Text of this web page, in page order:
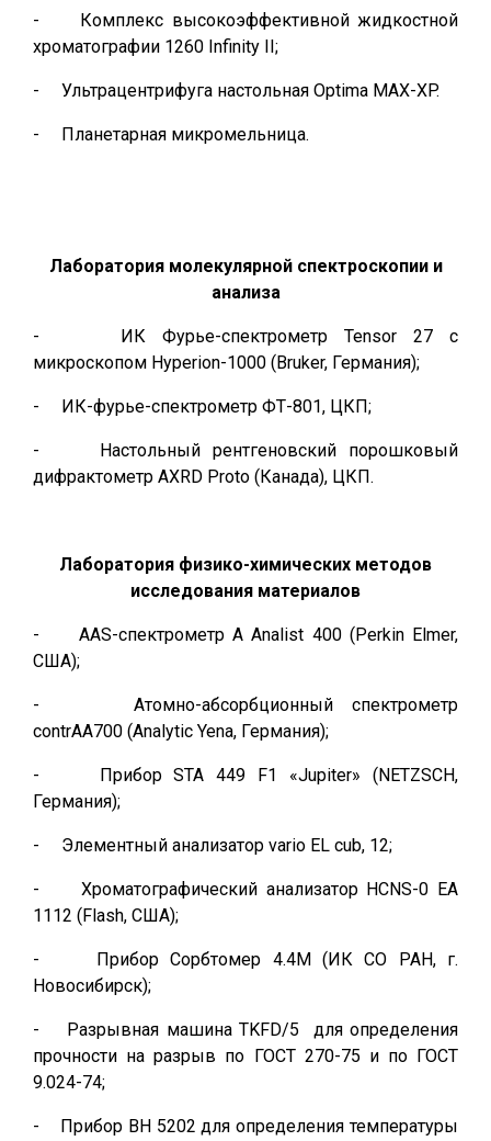
- Комплекс высокоэффективной жидкостной
хроматографии 1260 Infinity II;
- Ультрацентрифуга настольная Optima MAX-XP.
- Планетарная микромельница.
Лаборатория молекулярной спектроскопии и
анализа
- ИК Фурье-спектрометр Tensor 27 с
микроскопом Hyperion-1000 (Bruker, Германия);
- ИК-фурье-спектрометр ФТ-801, ЦКП;
- Настольный рентгеновский порошковый
дифрактометр AXRD Proto (Канада), ЦКП.
Лаборатория физико-химических методов
исследования материалов
- AAS-спектрометр A Analist 400 (Perkin Elmer,
США);
- Атомно-абсорбционный спектрометр
contrAA700 (Analytic Yena, Германия);
- Прибор STA 449 F1 «Jupiter» (NETZSCH,
Германия);
- Элементный анализатор vario EL cub, 12;
- Хроматографический анализатор HCNS-0 EA
1112 (Flash, США);
- Прибор Сорбтомер 4.4М (ИК СО РАН, г.
Новосибирск);
- Разрывная машина TKFD/5 для определения
прочности на разрыв по ГОСТ 270-75 и по ГОСТ
9.024-74;
- Прибор ВН 5202 для определения температуры